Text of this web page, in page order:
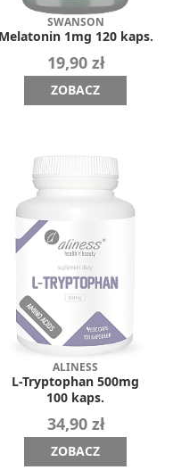
SWANSON
Melatonin 1mg 120 kaps.
19,90 zł
ZOBACZ
ALINESS
L-Tryptophan 500mg
100 kaps.
34,90 zł
ZOBACZ